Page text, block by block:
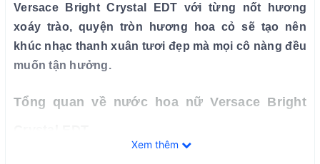
Versace Bright Crystal EDT với từng nốt hương
xoáy trào, quyện tròn hương hoa cỏ sẽ tạo nên
khúc nhạc thanh xuân tươi đẹp mà mọi cô nàng đều
muốn tận hưởng.
Tổng quan về nước hoa nữ Versace Bright
Xem thêm